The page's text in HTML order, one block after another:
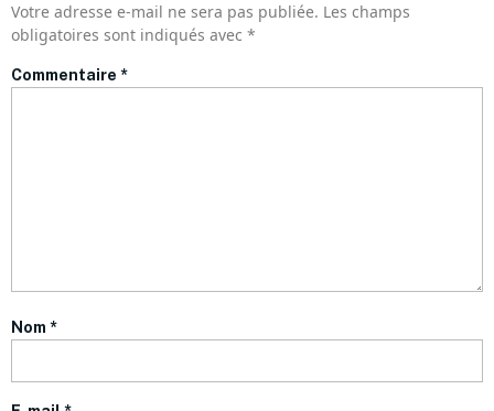
Votre adresse e-mail ne sera pas publiée. Les champs
obligatoires sont indiqués avec *
Commentaire *
Nom *